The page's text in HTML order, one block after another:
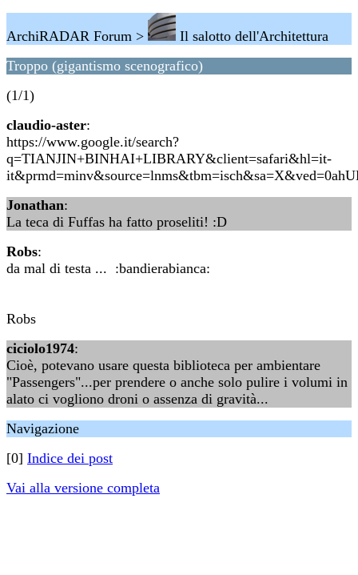
ArchiRADAR Forum >
Il salotto dell'Architettura
Troppo (gigantismo scenografico)
(1/1)
claudio-aster:
https://www.google.it/search?
q=TIANJIN+BINHAI+LIBRARY&client=safari&hl=it-
Jonathan:
La teca di Fuffas ha fatto proseliti! :D
Robs:
da mal di testa ... :bandierabianca:
Robs
ciciolo1974:
Cioè, potevano usare questa biblioteca per ambientare
"Passengers"...per prendere o anche solo pulire i volumi in
alato ci vogliono droni o assenza di gravità...
Navigazione
[0] Indice dei post
Vai alla versione completa